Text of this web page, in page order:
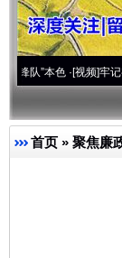
·[视频]牢记初心使命 奋
首页 » 聚焦廉